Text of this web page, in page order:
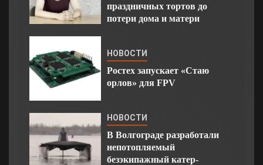
праздничных тортов до
потери дома и матери
НОВОСТИ
Ростех запускает «Стаю
орлов» для FPV
НОВОСТИ
В Волгограде разработали
непотопляемый
безэкипажный катер-